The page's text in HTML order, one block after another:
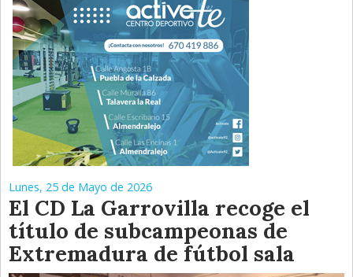
Lunes, 25 de Mayo de 2026
El CD La Garrovilla recoge el
título de subcampeonas de
Extremadura de fútbol sala